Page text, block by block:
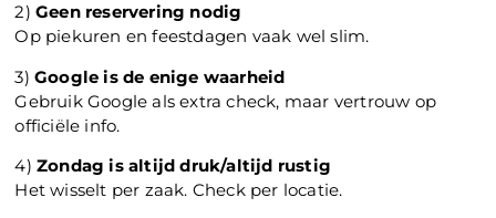
2)Geen reservering nodig
Op piekuren en feestdagen vaak wel slim.
3)Google is de enige waarheid
Gebruik Google als extra check, maar vertrouw op
officiële info.
4)Zondag is altijd druk/altijd rustig
Het wisselt per zaak. Check per locatie.